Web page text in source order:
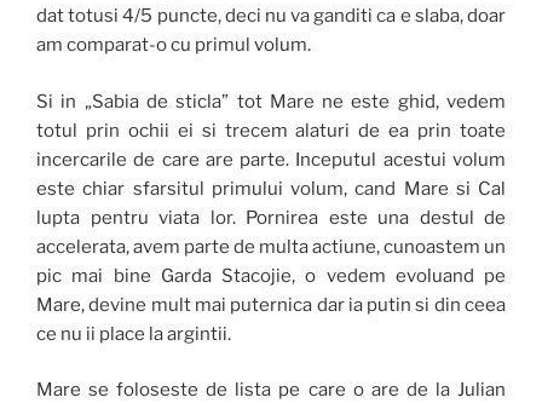
dat totusi 4/5 puncte, deci nu va ganditi ca e slaba, doar
am comparat-o cu primul volum.
Si in „Sabia de sticla” tot Mare ne este ghid, vedem
totul prin ochii ei si trecem alaturi de ea prin toate
incercarile de care are parte. Inceputul acestui volum
este chiar sfarsitul primului volum, cand Mare si Cal
lupta pentru viata lor. Pornirea este una destul de
accelerata, avem parte de multa actiune, cunoastem un
pic mai bine Garda Stacojie, o vedem evoluand pe
Mare, devine mult mai puternica dar ia putin si din ceea
ce nu ii place la argintii.
Mare se foloseste de lista pe care o are de la Julian